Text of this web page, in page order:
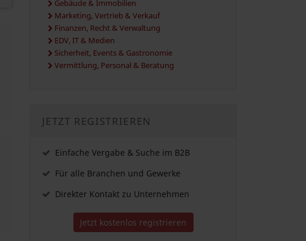
Gebäude & Immobilien
Marketing, Vertrieb & Verkauf
Finanzen, Recht & Verwaltung
EDV, IT & Medien
Sicherheit, Events & Gastronomie
Vermittlung, Personal & Beratung
JETZT REGISTRIEREN
Einfache Vergabe & Suche im B2B
Für alle Branchen und Gewerke
Direkter Kontakt zu Unternehmen
Jetzt kostenlos registrieren